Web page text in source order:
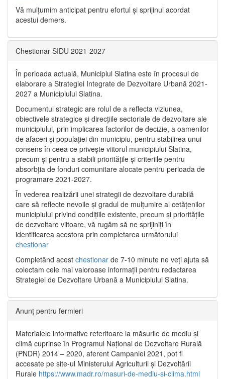
Vă mulţumim anticipat pentru efortul şi sprijinul acordat
acestui demers.
Chestionar SIDU 2021-2027
În perioada actuală, Municipiul Slatina este în procesul de
elaborare a Strategiei Integrate de Dezvoltare Urbană 2021‐
2027 a Municipiului Slatina.
Documentul strategic are rolul de a reflecta viziunea,
obiectivele strategice și direcțiile sectoriale de dezvoltare ale
municipiului, prin implicarea factorilor de decizie, a oamenilor
de afaceri și populației din municipiu, pentru stabilirea unui
consens în ceea ce privește viitorul municipiului Slatina,
precum și pentru a stabili prioritățile și criteriile pentru
absorbția de fonduri comunitare alocate pentru perioada de
programare 2021-2027.
În vederea realizării unei strategii de dezvoltare durabilă
care să reflecte nevoile și gradul de mulțumire al cetățenilor
municipiului privind condițiile existente, precum și prioritățile
de dezvoltare viitoare, vă rugăm să ne sprijiniți în
identificarea acestora prin completarea următorului
chestionar
Completând acest chestionar de 7-10 minute ne veți ajuta să
colectam cele mai valoroase informații pentru redactarea
Strategiei de Dezvoltare Urbană a Municipiului Slatina.
Anunț pentru fermieri
Materialele informative referitoare la măsurile de mediu și
climă cuprinse în Programul Național de Dezvoltare Rurală
(PNDR) 2014 – 2020, aferent Campaniei 2021, pot fi
accesate pe site-ul Ministerului Agriculturii și Dezvoltării
Rurale https://www.madr.ro/masuri-de-mediu-si-clima.html